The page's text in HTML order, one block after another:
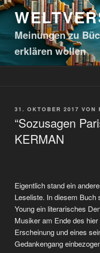
Meinungen zu
erklären wollen
31. OKTOBER 2017 VON
“Sozusagen
KERMAN
Eigentlich stand ein
Leseliste. In diesem
Young ein literarisches
Musiker am Ende des
Erscheinung und eines
Gedankengang